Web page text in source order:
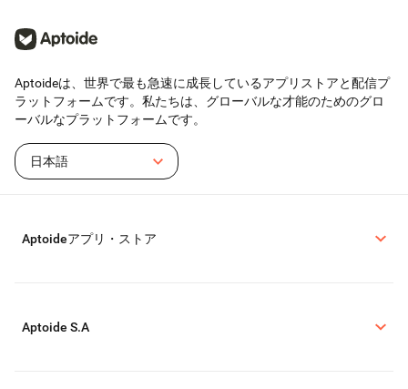
Aptoideは、世界で最も急速に成長しているアプリストアと配信プ
ラットフォームです。私たちは、グローバルな才能のためのグロ
ーバルなプラットフォームです。
日本語
Aptoideアプリ・ストア
Aptoide S.A